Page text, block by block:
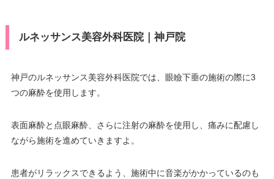
ルネッサンス美容外科医院｜神戸院
神戸のルネッサンス美容外科医院では、眼瞼下垂の施術の際に3
つの麻酔を使用します。
表面麻酔と点眼麻酔、さらに注射の麻酔を使用し、痛みに配慮し
ながら施術を進めていきますよ。
患者がリラックスできるよう、施術中に音楽がかかっているのも